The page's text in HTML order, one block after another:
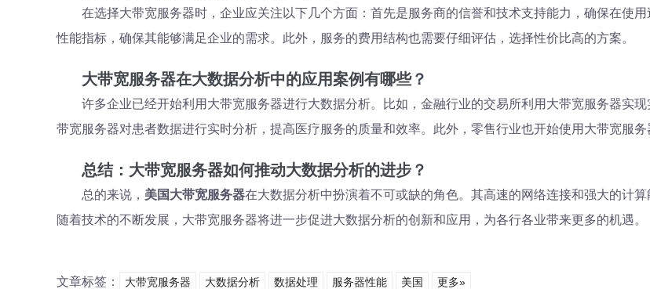
在选择大带宽服务器时，企业应关注以下几个方面：首先是服务商的信誉和技术支持能力，确保在使
性能指标，确保其能够满足企业的需求。此外，服务的费用结构也需要仔细评估，选择性价比高的方案。
大带宽服务器在大数据分析中的应用案例有哪些？
许多企业已经开始利用大带宽服务器进行大数据分析。比如，金融行业的交易所利用大带宽服务器实
带宽服务器对患者数据进行实时分析，提高医疗服务的质量和效率。此外，零售行业也开始使用大带宽服务
总结：大带宽服务器如何推动大数据分析的进步？
总的来说， 美国大带宽服务器在大数据分析中扮演着不可或缺的角色。其高速的网络连接和强大的计
随着技术的不断发展，大带宽服务器将进一步促进大数据分析的创新和应用，为各行各业带来更多的机遇。
文章标签： 大带宽服务器 大数据分析 数据处理 服务器性能 美国 更多»